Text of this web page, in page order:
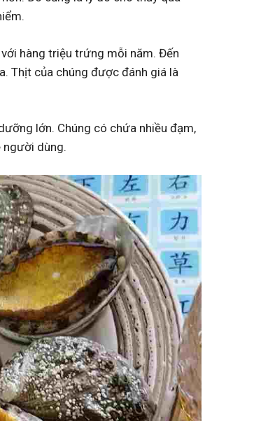
hàng triệu trứng mỗi năm. Đến
Thịt của chúng được đánh giá là
lớn. Chúng có chứa nhiều đạm,
người dùng.